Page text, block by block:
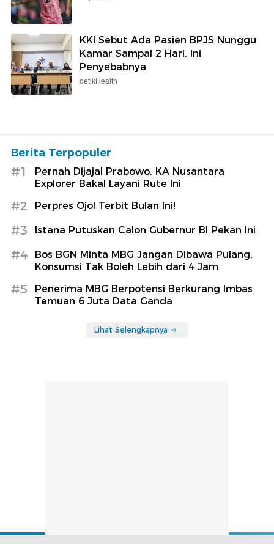
KKI Sebut Ada Pasien BPJS Nunggu
Kamar Sampai 2 Hari, Ini
Penyebabnya
detikHealth
Berita Terpopuler
#1
Pernah Dijajal Prabowo, KA Nusantara
Explorer Bakal Layani Rute Ini
#2 Perpres Ojol Terbit Bulan Ini!
#3 Istana Putuskan Calon Gubernur BI Pekan Ini
#4
Bos BGN Minta MBG Jangan Dibawa Pulang,
Konsumsi Tak Boleh Lebih dari 4 Jam
#5
Penerima MBG Berpotensi Berkurang Imbas
Temuan 6 Juta Data Ganda
Lihat Selengkapnya